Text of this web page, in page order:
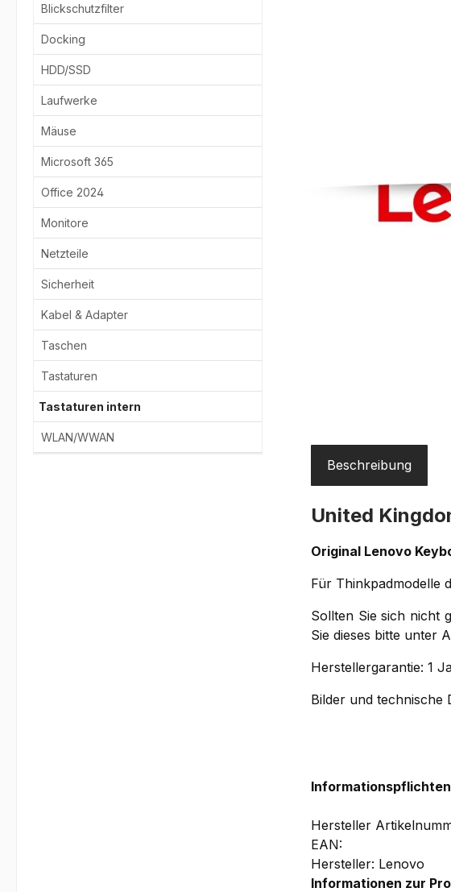
Blickschutzfilter
Docking
HDD/SSD
Laufwerke
Mäuse
Microsoft 365
Office 2024
Monitore
Netzteile
Sicherheit
Kabel & Adapter
Taschen
Tastaturen
Tastaturen intern
WLAN/WWAN
Beschreibung
United
Original Lenovo
Für Thinkpadmodelle
Sollten Sie sich nicht
Sie dieses bitte unter
Herstellergarantie: 1
Bilder und technische
Hersteller
EAN:
Hersteller: Lenovo
Informationen zur